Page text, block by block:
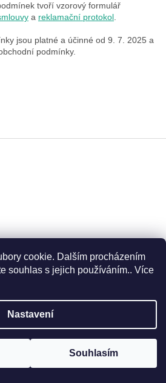
cookie. Dalším procházením
souhlas s jejich používáním.. Více
Nastavení
Souhlasím
tvoří vzorový formulář
a reklamační protokol.
jsou platné a účinné od 9. 7. 2025 a
podmínky.